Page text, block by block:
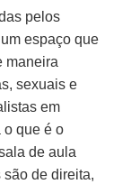
pelos
espaço que
maneira
sexuais e
em
o que é o
de aula
de direita,